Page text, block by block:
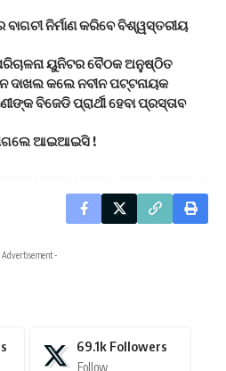
ନିର୍ମାଣ କରିବେ ବିଶ୍ୱସ୍ତରୀୟ
ୟୁନିଟର ବୈଠକ ଅନୁଷ୍ଠିତ
ଦାଖଲ କଲେ ନବୀନ ପଟ୍ଟନାୟକ
ବିଜେଡି ପ୍ରାର୍ଥୀ ହେବା ପ୍ରସ୍ତାବ
ଆଇଆଇସି !
-
69.1k Followers
Follow